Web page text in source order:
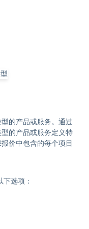
的产品或服务。通过
的产品或服务定义特
价中包含的每个项目
选项：